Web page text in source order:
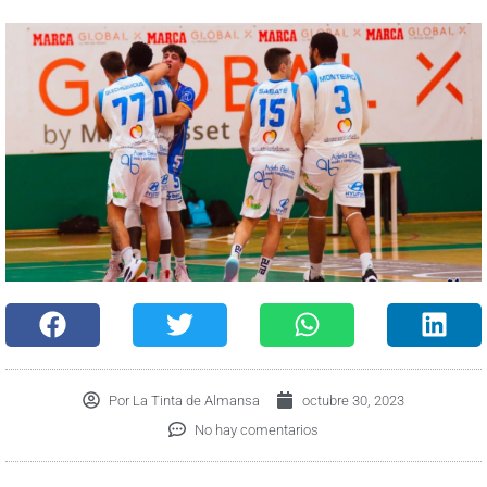
Por La Tinta de Almansa
octubre 30, 2023
No hay comentarios